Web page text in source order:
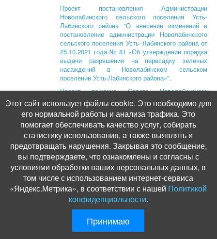
Проект постановления Администрации
Новолабинского сельского поселения Усть-
Лабинского района "О внесении изменений в
постановление администрации Новолабинского
сельского поселения Усть–Лабинского района от
25.10.2021 года № 81 «Об утверждении порядка
выдачи разрешения на пересадку зеленых
насаждений в Новолабинском сельском
поселении Усть-Лабинского района»".
Проект решения Совета Новолабинского
сельского поселения Усть-Лабинского района "О
порядке размещения сведений о доходах,
расходах, об имуществе и обязательствах
имущественного характера лиц, замещающих
должности муниципальной службы в
администрации Новолабинского сельского
поселения Усть-Лабинского района, должности
руководителей муниципальных учреждений, и
членов их семей на официальном сайте органов
местного самоуправления и представления этих
сведений общероссийским средствам массовой
информации для опубликования".
Проект решения Совета Новолабинского
сельского поселения Усть-Лабинского района
"Об определении мест, предназначенных для
выгула домашних животных на территории
Этот сайт использует файлы cookie. Это необходимо для
его нормальной работы и анализа трафика. Это
помогает обеспечивать качество услуг, собирать
статистику использования, а также выявлять и
предотвращать нарушения. Закрывая это сообщение,
вы подтверждаете, что ознакомлены и согласны с
условиями обработки ваших персональных данных, в
том числе с использованием интернет-сервиса
«Яндекс.Метрика», в соответствии с нашей Политикой
конфиденциальности.
Принимаю